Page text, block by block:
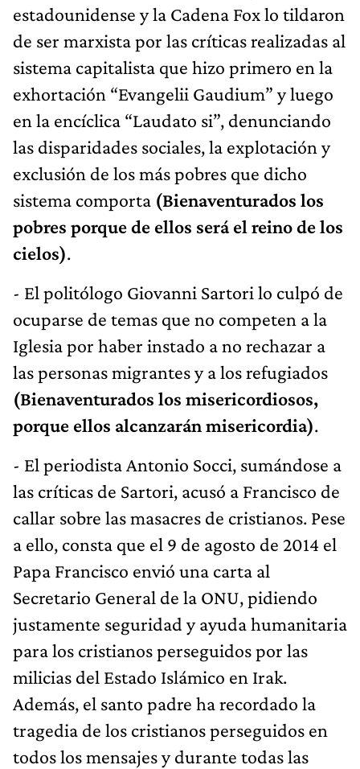
estadounidense y la Cadena Fox lo tildaron
de ser marxista por las críticas realizadas al
sistema capitalista que hizo primero en la
exhortación “Evangelii Gaudium” y luego
en la encíclica “Laudato si”, denunciando
las disparidades sociales, la explotación y
exclusión de los más pobres que dicho
sistema comporta (Bienaventurados los
pobres porque de ellos será el reino de los
cielos).
- El politólogo Giovanni Sartori lo culpó de
ocuparse de temas que no competen a la
Iglesia por haber instado a no rechazar a
las personas migrantes y a los refugiados
(Bienaventurados los misericordiosos,
porque ellos alcanzarán misericordia).
- El periodista Antonio Socci, sumándose a
las críticas de Sartori, acusó a Francisco de
callar sobre las masacres de cristianos. Pese
a ello, consta que el 9 de agosto de 2014 el
Papa Francisco envió una carta al
Secretario General de la ONU, pidiendo
justamente seguridad y ayuda humanitaria
para los cristianos perseguidos por las
milicias del Estado Islámico en Irak.
Además, el santo padre ha recordado la
tragedia de los cristianos perseguidos en
todos los mensajes y durante todas las